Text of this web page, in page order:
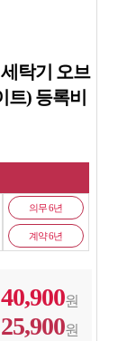
탁기 오브
트) 등록비
의무 6년
계약 6년
40,900원
25,900원